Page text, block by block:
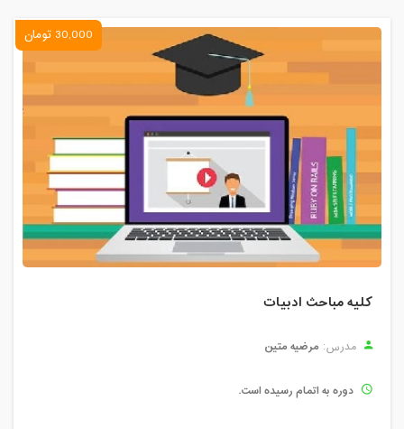
30,000 تومان
کلیه مباحث ادبیات
مدرس: مرضیه متین
دوره به اتمام رسیده است.